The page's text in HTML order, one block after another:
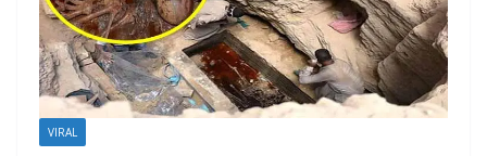
VIRAL